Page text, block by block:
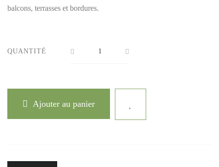
balcons, terrasses et bordures.
QUANTITÉ
Ajouter au panier